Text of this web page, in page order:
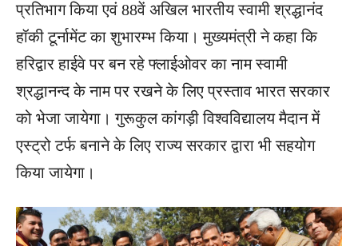
प्रतिभाग किया एवं 88वें अखिल भारतीय स्वामी श्रद्धानंद
हॉकी टूर्नामेंट का शुभारम्भ किया। मुख्यमंत्री ने कहा कि
हरिद्वार हाईवे पर बन रहे फ्लाईओवर का नाम स्वामी
श्रद्धानन्द के नाम पर रखने के लिए प्रस्ताव भारत सरकार
को भेजा जायेगा। गुरूकुल कांगड़ी विश्वविद्यालय मैदान में
एस्ट्रो टर्फ बनाने के लिए राज्य सरकार द्वारा भी सहयोग
किया जायेगा।